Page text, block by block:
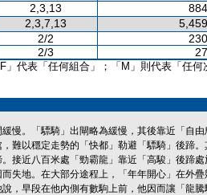
2,3,13
2,3,7,13
2/2
2/3
」代表「任何組合」；「M」則代表「任何
緩慢。「驃騎」出閘略為緩慢，其後靠近「自
難以穩定走勢的「快都」勒避「驃騎」後蹄
接近八百米處「勁霸龍」靠近「高駿」後蹄
失地。在大部分途程上，「年年開心」在外
，早段在他內側有數駒上前，他因而讓「龍